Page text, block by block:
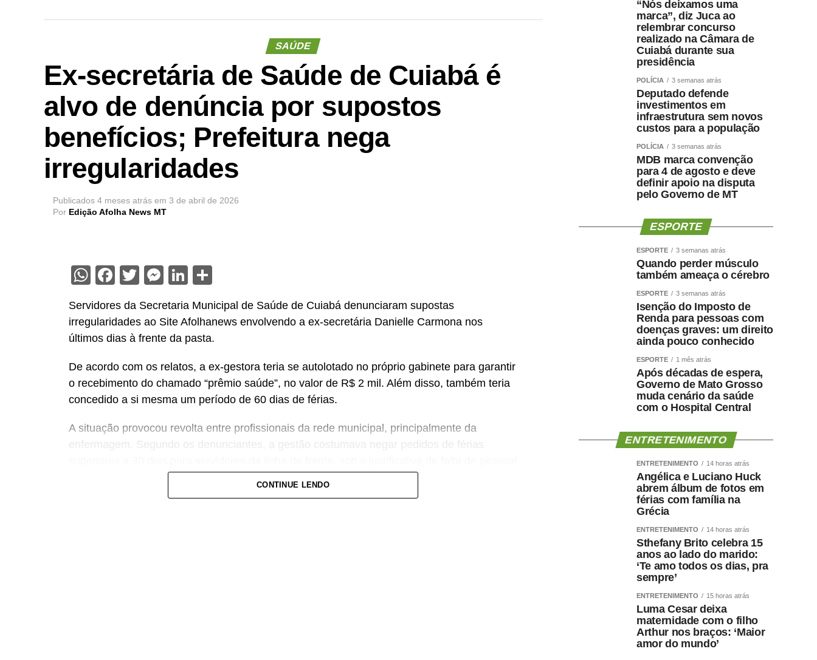
SAÚDE
Ex-secretária de Saúde de Cuiabá é
alvo de denúncia por supostos
benefícios; Prefeitura nega
irregularidades
Publicados 4 meses atrás em 3 de abril de 2026
Por Edição Afolha News MT
WhatsApp
Facebook
TwitterMessenger
LinkedIn
Servidores da Secretaria Municipal de Saúde de Cuiabá denunciaram supostas
irregularidades ao Site Afolhanews envolvendo a ex-secretária Danielle Carmona nos
últimos dias à frente da pasta.
De acordo com os relatos, a ex-gestora teria se autolotado no próprio gabinete para garantir
o recebimento do chamado “prêmio saúde”, no valor de R$ 2 mil. Além disso, também teria
concedido a si mesma um período de 60 dias de férias.
A situação provocou revolta entre profissionais da rede municipal, principalmente da
enfermagem. Segundo os denunciantes, a gestão costumava negar pedidos de férias
nas unidades de saúde.
CONTINUE LENDO
“Nós deixamos uma
marca”, diz Juca ao
relembrar concurso
realizado na Câmara de
Cuiabá durante sua
presidência
POLÍCIA 3 semanas atrás
Deputado defende
investimentos em
infraestrutura sem novos
custos para a população
POLÍCIA 3 semanas atrás
MDB marca convenção
para 4 de agosto e deve
definir apoio na disputa
pelo Governo de MT
ESPORTE
ESPORTE 3 semanas atrás
Quando perder músculo
também ameaça o cérebro
ESPORTE 3 semanas atrás
Isenção do Imposto de
Renda para pessoas com
doenças graves: um direito
ainda pouco conhecido
ESPORTE 1 mês atrás
Após décadas de espera,
Governo de Mato Grosso
muda cenário da saúde
com o Hospital Central
ENTRETENIMENTO
ENTRETENIMENTO 14 horas atrás
Angélica e Luciano Huck
abrem álbum de fotos em
férias com família na
Grécia
ENTRETENIMENTO 14 horas atrás
Sthefany Brito celebra 15
anos ao lado do marido:
‘Te amo todos os dias, pra
sempre’
ENTRETENIMENTO 15 horas atrás
Luma Cesar deixa
maternidade com o filho
Arthur nos braços: ‘Maior
amor do mundo’